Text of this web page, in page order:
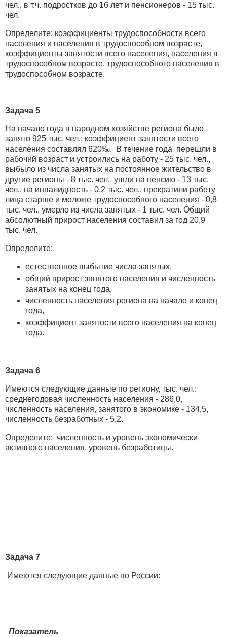
чел., в т.ч. подростков до 16 лет и пенсионеров - 15 тыс.
чел.
Определите: коэффициенты трудоспособности всего
населения и населения в трудоспособном возрасте,
коэффициенты занятости всего населения, населения в
трудоспособном возрасте, трудоспособного населения в
трудоспособном возрасте.
Задача 5
На начало года в народном хозяйстве региона было
занято 925 тыс. чел.; коэффициент занятости всего
населения составлял 620‰. В течение года перешли в
рабочий возраст и устроились на работу - 25 тыс. чел.,
выбыло из числа занятых на постоянное жительство в
другие регионы - 8 тыс. чел., ушли на пенсию - 13 тыс.
чел., на инвалидность - 0,2 тыс. чел., прекратили работу
лица старше и моложе трудоспособного населения - 0,8
тыс. чел., умерло из числа занятых - 1 тыс. чел. Общий
абсолютный прирост населения составил за год 20,9
тыс. чел.
Определите:
естественное выбытие числа занятых,
общий прирост занятого населения и численность
занятых на конец года,
численность населения региона на начало и конец
года,
коэффициент занятости всего населения на конец
года.
Задача 6
Имеются следующие данные по региону, тыс. чел.:
среднегодовая численность населения - 286,0,
численность населения, занятого в экономике - 134,5,
численность безработных - 5,2.
Определите: численность и уровень экономически
активного населения, уровень безработицы.
Задача 7
Имеются следующие данные по России:
Показатель